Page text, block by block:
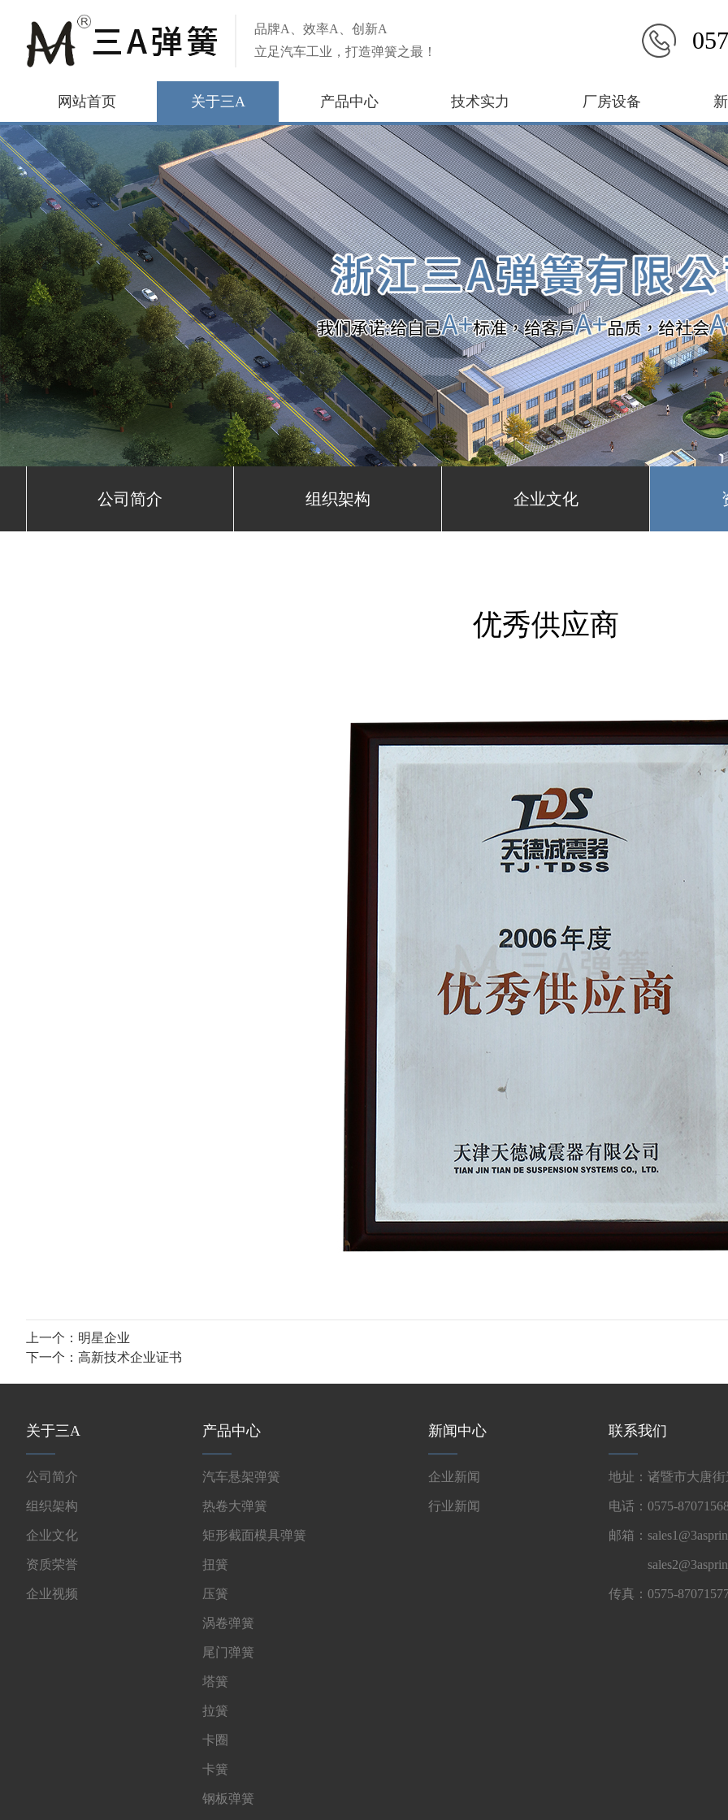
品牌A、效率A、创新A
立足汽车工业，打造弹簧之最！
网站首页 关于三A 产品中心 技术实力 厂房设备
公司简介 组织架构 企业文化
优秀供应商
上一个： 明星企业
下一个： 高新技术企业证书
关于三A
公司简介
组织架构
企业文化
资质荣誉
企业视频
产品中心
汽车悬架弹簧
热卷大弹簧
矩形截面模具弹簧
扭簧
压簧
涡卷弹簧
尾门弹簧
塔簧
拉簧
卡圈
卡簧
钢板弹簧
新闻中心
企业新闻
行业新闻
联系我们
地址：诸暨市大唐
电话：0575-
邮箱：
传真：0575-